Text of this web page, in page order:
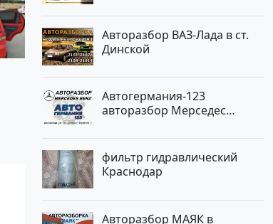
Авторазбор ВАЗ-Лада в ст.
Динской
Автогермания-123
авторазбор Мерседес
фильтр гидравлический
Краснодар
Авторазбор МАЯК в